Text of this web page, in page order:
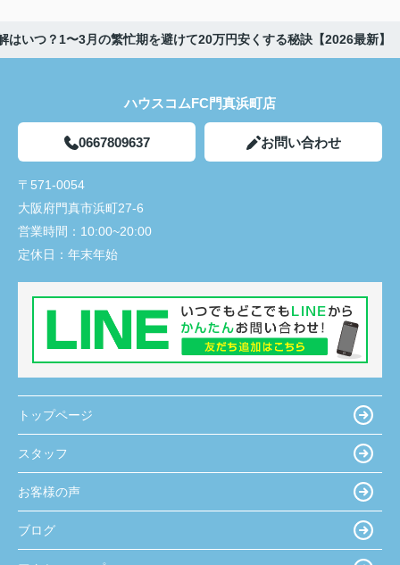
はいつ？1〜3月の繁忙期を避けて20万円安くする秘訣【2026最新】
ハウスコムFC門真浜町店
0667809637 お問い合わせ
〒571-0054
大阪府門真市浜町27-6
営業時間： 10:00~20:00
定休日： 年末年始
トップページ
スタッフ
お客様の声
ブログ